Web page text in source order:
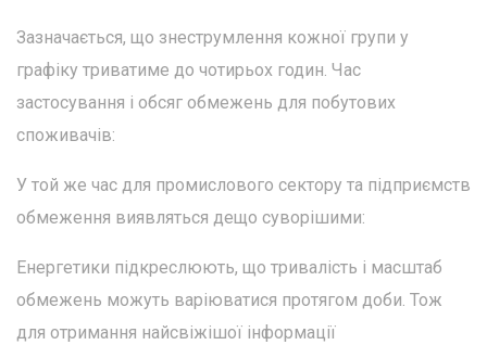
Зазначається, що знеструмлення кожної групи у
графіку триватиме до чотирьох годин. Час
застосування і обсяг обмежень для побутових
споживачів:
У той же час для промислового сектору та підприємств
обмеження виявляться дещо суворішими:
Енергетики підкреслюють, що тривалість і масштаб
обмежень можуть варіюватися протягом доби. Тож
для отримання найсвіжішої інформації